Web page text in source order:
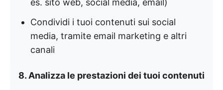
es. sito web, social media, email)
Condividi i tuoi contenuti sui social
media, tramite email marketing e altri
canali
8. Analizza le prestazioni dei tuoi contenuti